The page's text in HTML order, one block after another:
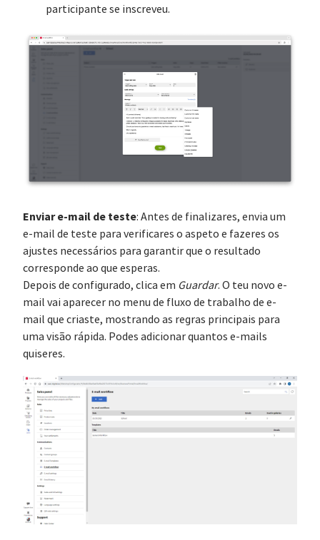
participante se inscreveu.
Enviar e-mail de teste: Antes de finalizares, envia um
e-mail de teste para verificares o aspeto e fazeres os
ajustes necessários para garantir que o resultado
corresponde ao que esperas.
Depois de configurado, clica em Guardar. O teu novo e-
mail vai aparecer no menu de fluxo de trabalho de e-
mail que criaste, mostrando as regras principais para
uma visão rápida. Podes adicionar quantos e-mails
quiseres.